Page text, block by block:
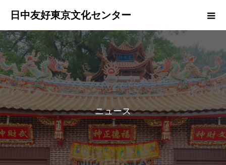
日中友好東京文化センター
ニュース